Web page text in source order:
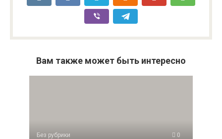
Вам также может быть интересно
Без рубрики 0